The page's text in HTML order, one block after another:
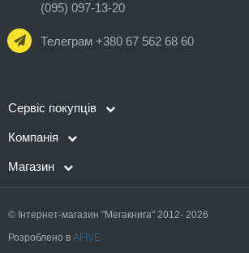
(095) 097-13-20
Телеграм +380 67 562 68 60
Сервіс покупців
Компанія
Магазин
© Інтернет-магазин "Мегакнига" 2012- 2026
Розроблено в AFIVE